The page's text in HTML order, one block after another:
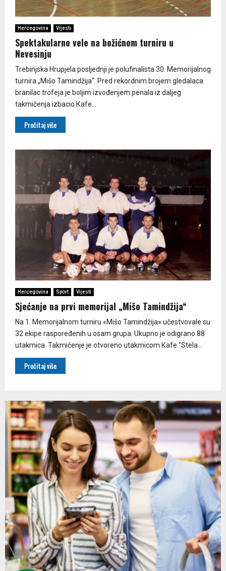
Hercegovina Vijesti
Spektakularno vele na božićnom turniru u
Nevesinju
Trebinjska Hrupjela posljednji je polufinalista 30. Memorijalnog
turnira „Mišo Tamindžija“. Pred rekordnim brojem gledalaca
branilac trofeja je boljim izvođenjem penala iz daljeg
takmičenja izbacio Кafe...
Pročitaj više
Hercegovina Sport Vijesti
Sjećanje na prvi memorijal „Mišo Tamindžija“
Na 1. Memorijalnom turniru «Mišo Tamindžija» učestvovale su
32 ekipe raspoređenih u osam grupa. Ukupno je odigrano 88
utakmica. Takmičenje je otvoreno utakmicom Кafe “Stela...
Pročitaj više